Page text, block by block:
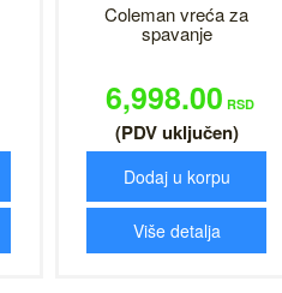
Coleman vreća za
spavanje
6,998.00 RSD
(PDV uključen)
Dodaj u korpu
Više detalja